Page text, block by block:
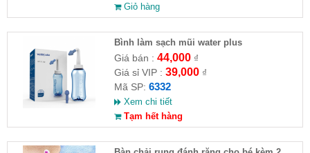
Giỏ hàng
Bình làm sạch mũi water plus
Giá bán : 44,000₫
Giá sỉ VIP : 39,000₫
Mã SP: 6332
Xem chi tiết
Tạm hết hàng